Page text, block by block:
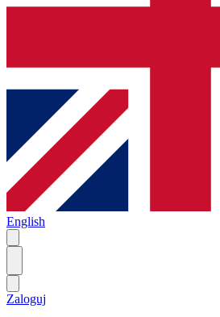
English
Zaloguj